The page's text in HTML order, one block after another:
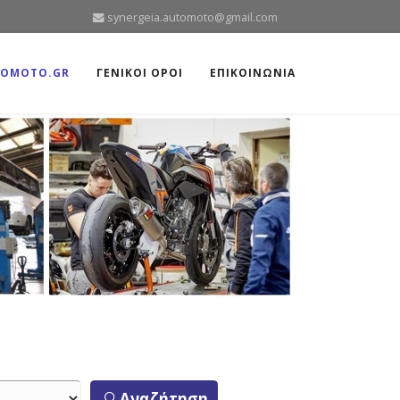
synergeia.automoto@gmail.com
ΓΕΝΙΚΟΙ ΟΡΟΙ ΕΠΙΚΟΙΝΩΝΙΑ